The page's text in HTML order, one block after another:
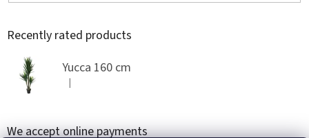
Recently rated products
Yucca 160 cm
The product rating is 5 out of 5 stars.
|
We accept online payments